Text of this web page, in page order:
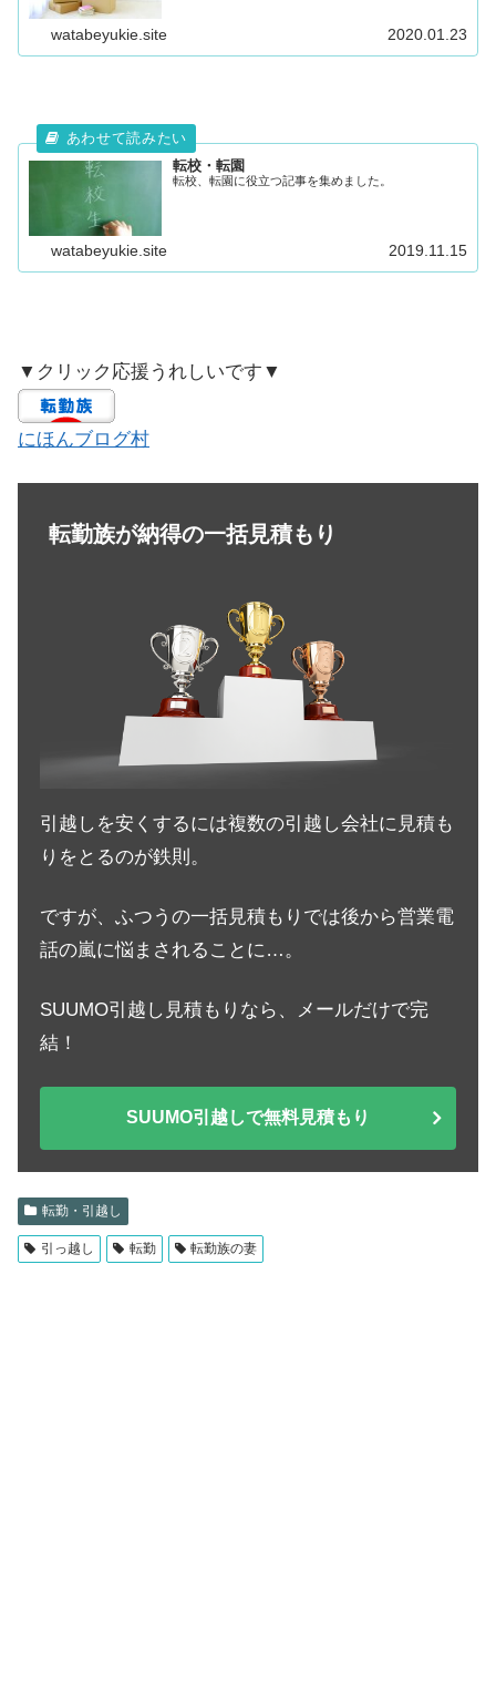
watabeyukie.site 2020.01.23
転校・転園
転校、転園に役立つ記事を集めました。
watabeyukie.site 2019.11.15
▼クリック応援うれしいです▼
にほんブログ村
転勤族が納得の一括見積もり
引越しを安くするには複数の引越し会社に見積も
りをとるのが鉄則。
ですが、ふつうの一括見積もりでは後から営業電
話の嵐に悩まされることに…。
SUUMO引越し見積もりなら、メールだけで完
結！
SUUMO引越しで無料見積もり
転勤・引越し
引っ越し 転勤 転勤族の妻